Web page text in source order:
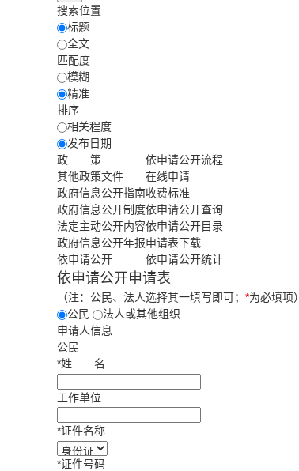
搜索位置
标题
全文
匹配度
模糊
精准
排序
相关程度
发布日期
政 策
其他政策文件
政府信息公开指南
政府信息公开制度
法定主动公开内容
政府信息公开年报
依申请公开
依申请公开流程
在线申请
收费标准
依申请公开查询
依申请公开目录
申请表下载
依申请公开统计
依申请公开申请表
（注：公民、法人选择其一填写即可； *为必填项）
公民
法人或其他组织
申请人信息
公民
*姓 名
工作单位
*证件名称
*证件号码